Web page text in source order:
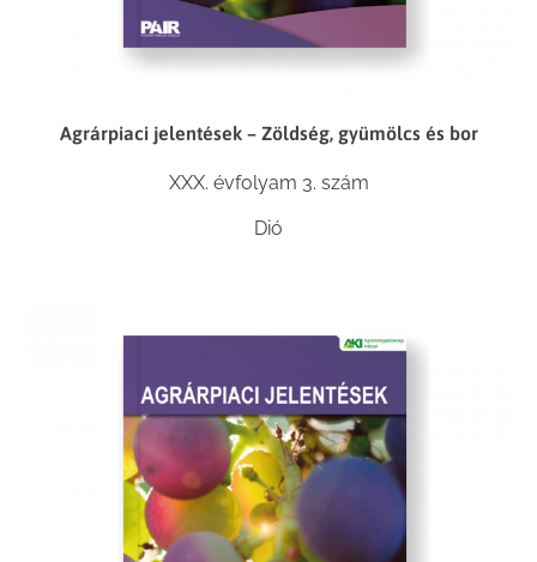
Agrárpiaci jelentések – Zöldség, gyümölcs és bor
XXX. évfolyam 3. szám
Dió